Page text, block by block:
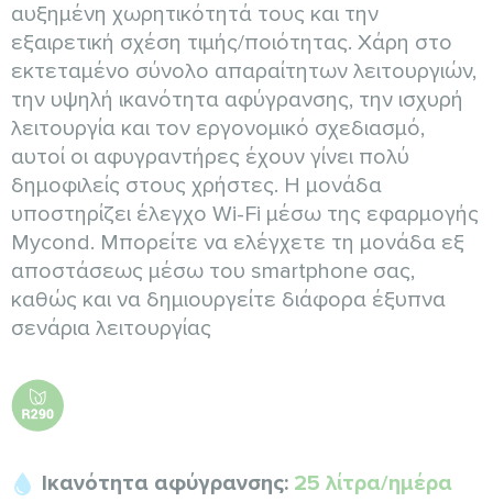
αυξημένη χωρητικότητά τους και την
εξαιρετική σχέση τιμής/ποιότητας. Χάρη στο
εκτεταμένο σύνολο απαραίτητων λειτουργιών,
την υψηλή ικανότητα αφύγρανσης, την ισχυρή
λειτουργία και τον εργονομικό σχεδιασμό,
αυτοί οι αφυγραντήρες έχουν γίνει πολύ
δημοφιλείς στους χρήστες. Η μονάδα
υποστηρίζει έλεγχο Wi-Fi μέσω της εφαρμογής
Mycond. Μπορείτε να ελέγχετε τη μονάδα εξ
αποστάσεως μέσω του smartphone σας,
καθώς και να δημιουργείτε διάφορα έξυπνα
σενάρια λειτουργίας
Ικανότητα αφύγρανσης: 25 λίτρα/ημέρα